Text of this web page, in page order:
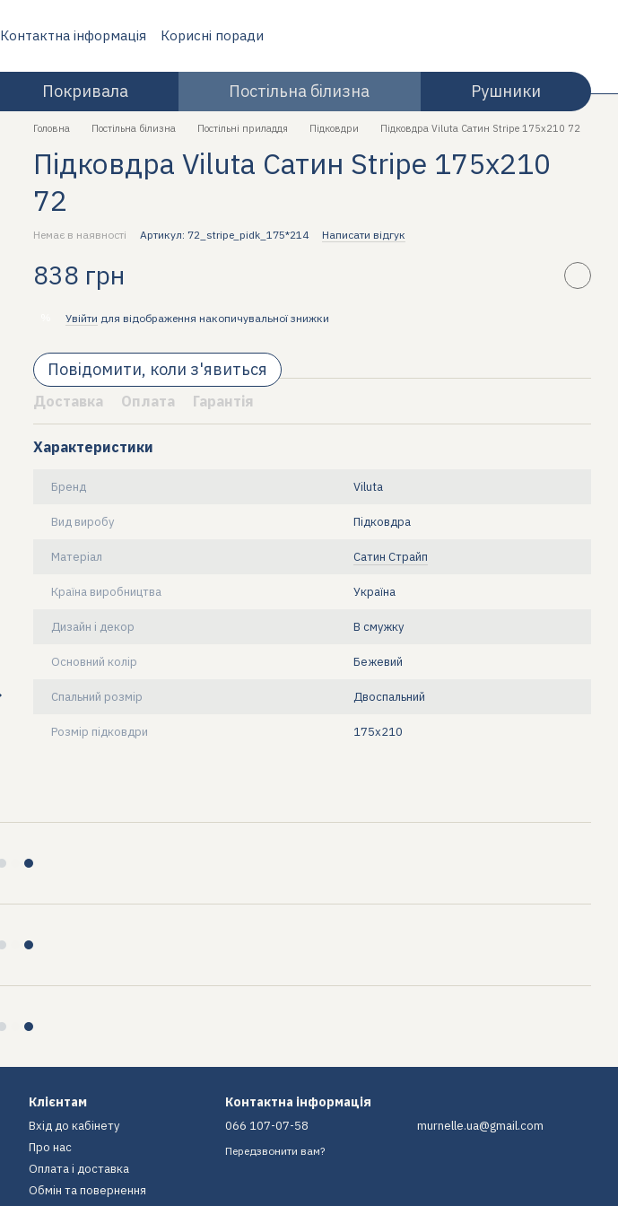
Контактна інформація
Корисні поради
Покривала Постільна білизна Рушники
Головна Постільна білизна Постільні приладдя Підковдри Підковдра Viluta Сатин Stripe 175х210 72
Підковдра Viluta Сатин Stripe 175х210
72
Немає в наявності Артикул: 72_stripe_pidk_175*214 Написати відгук
838 грн
Увійти для відображення накопичувальної знижки
Повідомити, коли з'явиться
Доставка Оплата Гарантія
Характеристики
Бренд Viluta
Вид виробу Підковдра
Матеріал Сатин Страйп
Країна виробництва Україна
Дизайн і декор В смужку
Основний колір Бежевий
Спальний розмір Двоспальний
Розмір підковдри 175x210
Клієнтам
Вхід до кабінету
Про нас
Оплата і доставка
Обмін та повернення
Контактна інформація
066 107-07-58
Передзвонити вам?
murnelle.ua@gmail.com